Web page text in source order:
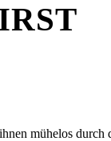
mühelos durch